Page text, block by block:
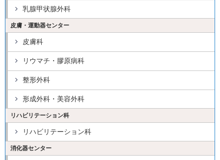
乳腺甲状腺外科
皮膚・運動器センター
皮膚科
リウマチ・膠原病科
整形外科
形成外科・美容外科
リハビリテーション科
リハビリテーション科
消化器センター